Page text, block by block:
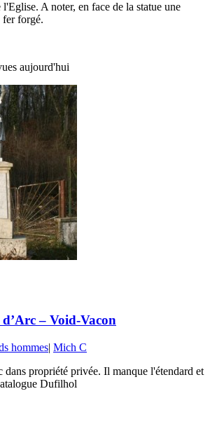
A noter, en face de la statue une
fer forgé.
aujourd'hui
– Void-Vacon
hommes| Mich C
dans propriété privée. Il manque l'étendard et
Dufilhol